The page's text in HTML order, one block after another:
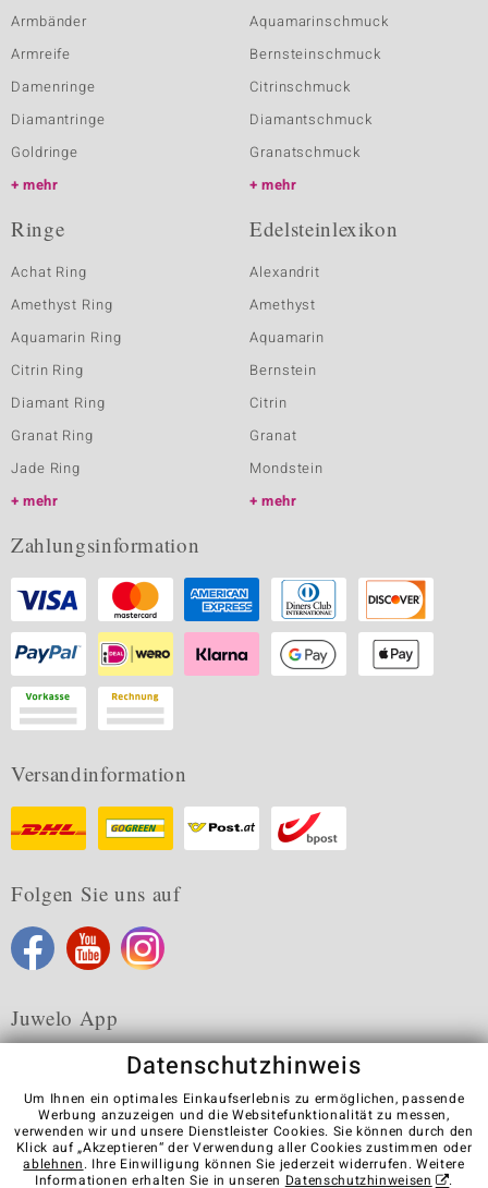
Armbänder
Armreife
Damenringe
Diamantringe
Goldringe
mehr
Aquamarinschmuck
Bernsteinschmuck
Citrinschmuck
Diamantschmuck
Granatschmuck
mehr
Ringe
Achat Ring
Amethyst Ring
Aquamarin Ring
Citrin Ring
Diamant Ring
Granat Ring
Jade Ring
mehr
Edelsteinlexikon
Alexandrit
Amethyst
Aquamarin
Bernstein
Citrin
Granat
Mondstein
mehr
Zahlungsinformation
Versandinformation
Folgen Sie uns auf
Juwelo App
Karriere AGB Datenschutz Cookies
Impressum
Kontakt
Vertrag widerrufen
Datenschutzhinweis
Um Ihnen ein optimales Einkaufserlebnis zu ermöglichen, passende
Werbung anzuzeigen und die Websitefunktionalität zu messen,
verwenden wir und unsere Dienstleister Cookies. Sie können durch den
Klick auf „Akzeptieren“ der Verwendung aller Cookies zustimmen oder
ablehnen. Ihre Einwilligung können Sie jederzeit widerrufen. Weitere
Informationen erhalten Sie in unseren Datenschutzhinweisen .